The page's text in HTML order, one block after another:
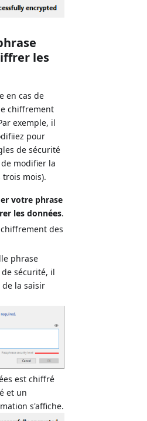
les
en cas de
chiffrement
exemple, il
pour
de sécurité
modifier la
trois mois).
votre phrase
les données.
des
phrase
sécurité, il
de la saisir
est chiffré
et un
s'affiche.